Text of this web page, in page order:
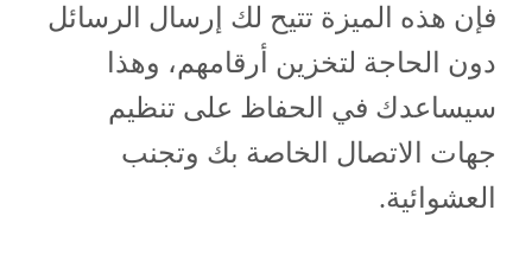
فإن هذه الميزة تتيح لك إرسال الرسائل
دون الحاجة لتخزين أرقامهم، وهذا
سيساعدك في الحفاظ على تنظيم
جهات الاتصال الخاصة بك وتجنب
العشوائية.